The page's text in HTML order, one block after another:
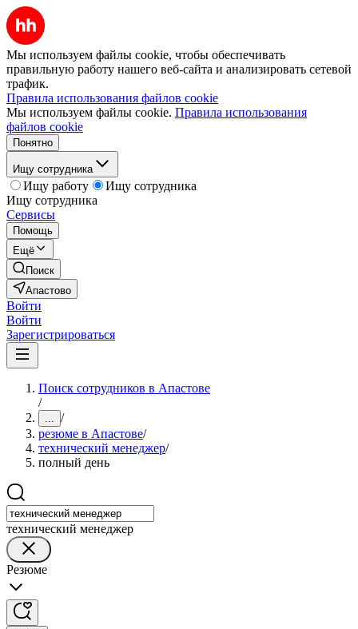
Мы используем файлы cookie, чтобы обеспечивать
правильную работу нашего веб-сайта и анализировать сетевой
трафик.
Правила использования файлов cookie
Мы используем файлы cookie. Правила использования
файлов cookie
Понятно
Ищу сотрудника
Ищу работу
Ищу сотрудника
Ищу сотрудника
Сервисы
Помощь
Ещё
Поиск
Апастово
Войти
Войти
Зарегистрироваться
Поиск сотрудников в Апастове
/
... /
резюме в Апастове/
технический менеджер/
полный день
технический менеджер
Резюме